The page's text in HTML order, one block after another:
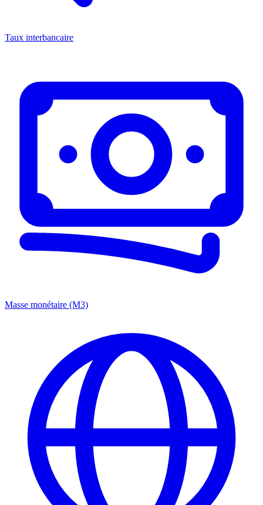
Taux interbancaire
Masse monétaire (M3)